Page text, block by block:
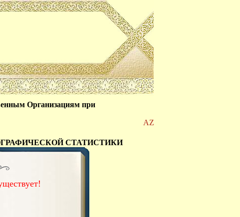
Организациям при
AZ
СТАТИСТИКИ